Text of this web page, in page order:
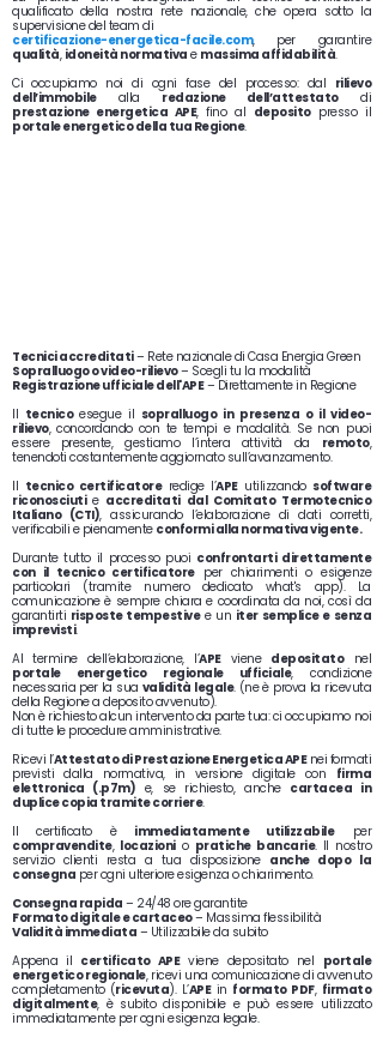
qualificato della nostra rete nazionale, che opera sotto la
supervisione del team di
certificazione-energetica-facile.com, per garantire
qualità, idoneità normativa e massima affidabilità.
Ci occupiamo noi di ogni fase del processo: dal rilievo
dell’immobilealla redazione dell’attestatodi
prestazione energetica APE, fino al depositopresso il
portale energetico della tua Regione.
Tecnici accreditati– Rete nazionale di Casa Energia Green
Sopralluogo o video-rilievo– Scegli tu la modalità
Registrazione ufficiale dell'APE– Direttamente in Regione
Il tecnicoesegue il sopralluogo in presenza o il video-
rilievo, concordando con te tempi e modalità. Se non puoi
essere presente, gestiamo l’intera attività da remoto,
tenendoti costantemente aggiornato sull’avanzamento.
Il tecnico certificatoreredige l’APEutilizzando software
riconosciuti e accreditati dal Comitato Termotecnico
Italiano (CTI), assicurando l’elaborazione di dati corretti,
verificabili e pienamente conformi alla normativa vigente.
Durante tutto il processo puoi confrontarti direttamente
con il tecnico certificatoreper chiarimenti o esigenze
particolari (tramite numero dedicato what's app). La
comunicazione è sempre chiara e coordinata da noi, così da
garantirti risposte tempestivee un iter semplice e senza
imprevisti.
Al termine dell’elaborazione, l’APEviene depositatonel
portale energetico regionale ufficiale, condizione
necessaria per la sua validità legale. (ne è prova la ricevuta
della Regione a deposito avvenuto).
Non è richiesto alcun intervento da parte tua: ci occupiamo noi
di tutte le procedure amministrative.
Ricevi l’Attestato di Prestazione Energetica APEnei formati
previsti dalla normativa, in versione digitale con firma
elettronica (.p7m) e, se richiesto, anche cartacea in
duplice copia tramite corriere.
Il certificato è immediatamente utilizzabileper
compravendite, locazionio pratiche bancarie. Il nostro
servizio clienti resta a tua disposizione anche dopo la
consegna per ogni ulteriore esigenza o chiarimento.
Consegna rapida – 24/48 ore garantite
Formato digitale e cartaceo– Massima flessibilità
Validità immediata – Utilizzabile da subito
Appena il certificato APEviene depositato nel portale
energetico regionale, ricevi una comunicazione di avvenuto
completamento (ricevuta). L’APEin formato PDF, firmato
digitalmente, è subito disponibile e può essere utilizzato
immediatamente per ogni esigenza legale.